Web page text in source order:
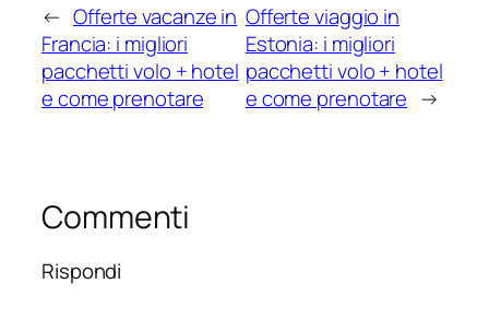
← Offerte vacanze in
Francia: i migliori
pacchetti volo + hotel
e come prenotare
Offerte viaggio in
Estonia: i migliori
pacchetti volo + hotel
e come prenotare →
Commenti
Rispondi